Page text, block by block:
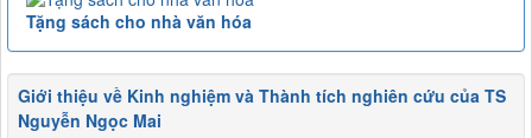
Tặng sách cho nhà văn hóa
Giới thiệu về Kinh nghiệm và Thành tích nghiên cứu của TS
Nguyễn Ngọc Mai